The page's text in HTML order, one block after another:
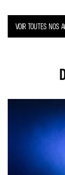
VOIR TOUTES NOS